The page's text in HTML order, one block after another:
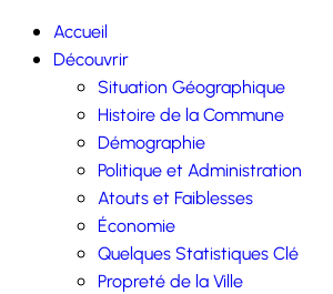
Accueil
Découvrir
Situation Géographique
Histoire de la Commune
Démographie
Politique et Administration
Atouts et Faiblesses
Économie
Quelques Statistiques Clé
Propreté de la Ville